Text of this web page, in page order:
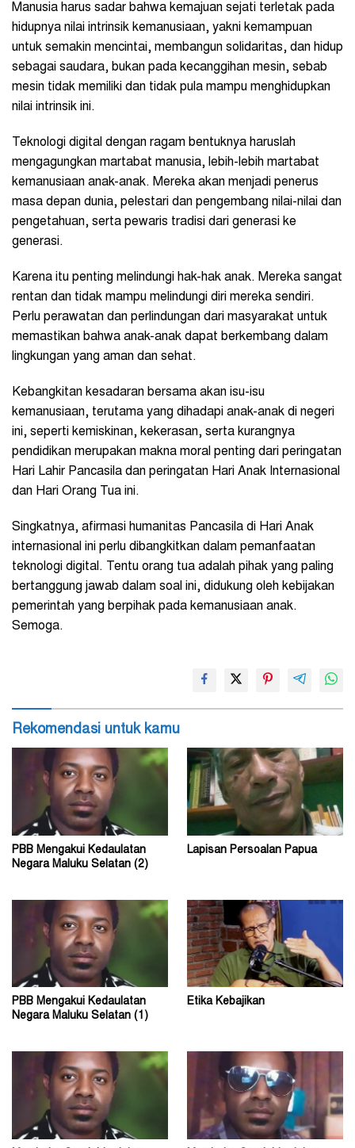
Manusia harus sadar bahwa kemajuan sejati terletak pada
hidupnya nilai intrinsik kemanusiaan, yakni kemampuan
untuk semakin mencintai, membangun solidaritas, dan hidup
sebagai saudara, bukan pada kecanggihan mesin, sebab
mesin tidak memiliki dan tidak pula mampu menghidupkan
nilai intrinsik ini.
Teknologi digital dengan ragam bentuknya haruslah
mengagungkan martabat manusia, lebih-lebih martabat
kemanusiaan anak-anak. Mereka akan menjadi penerus
masa depan dunia, pelestari dan pengembang nilai-nilai dan
pengetahuan, serta pewaris tradisi dari generasi ke
generasi.
Karena itu penting melindungi hak-hak anak. Mereka sangat
rentan dan tidak mampu melindungi diri mereka sendiri.
Perlu perawatan dan perlindungan dari masyarakat untuk
memastikan bahwa anak-anak dapat berkembang dalam
lingkungan yang aman dan sehat.
Kebangkitan kesadaran bersama akan isu-isu
kemanusiaan, terutama yang dihadapi anak-anak di negeri
ini, seperti kemiskinan, kekerasan, serta kurangnya
pendidikan merupakan makna moral penting dari peringatan
Hari Lahir Pancasila dan peringatan Hari Anak Internasional
dan Hari Orang Tua ini.
Singkatnya, afirmasi humanitas Pancasila di Hari Anak
internasional ini perlu dibangkitkan dalam pemanfaatan
teknologi digital. Tentu orang tua adalah pihak yang paling
bertanggung jawab dalam soal ini, didukung oleh kebijakan
pemerintah yang berpihak pada kemanusiaan anak.
Semoga.
Rekomendasi untuk kamu
PBB Mengakui Kedaulatan
Negara Maluku Selatan (2)
Lapisan Persoalan Papua
PBB Mengakui Kedaulatan
Negara Maluku Selatan (1)
Etika Kebajikan